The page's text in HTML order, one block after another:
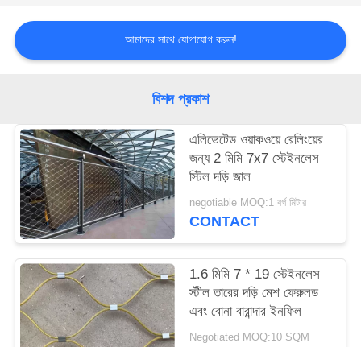
উদ্ধৃতির
জন্য
আবেদন
সাইট
ম্যাপ
PRIVACY
POLICY
আমাদের সাথে যোগাযোগ করুন!
বিশদ প্রকাশ
এলিভেটেড ওয়াকওয়ে রেলিংয়ের
জন্য 2 মিমি 7x7 স্টেইনলেস
স্টিল দড়ি জাল
negotiable MOQ:1 বর্গ মিটার
CONTACT
1.6 মিমি 7 * 19 স্টেইনলেস
স্টীল তারের দড়ি মেশ ফেরুলড
এবং বোনা বারান্দার ইনফিল
Negotiated MOQ:10 SQM